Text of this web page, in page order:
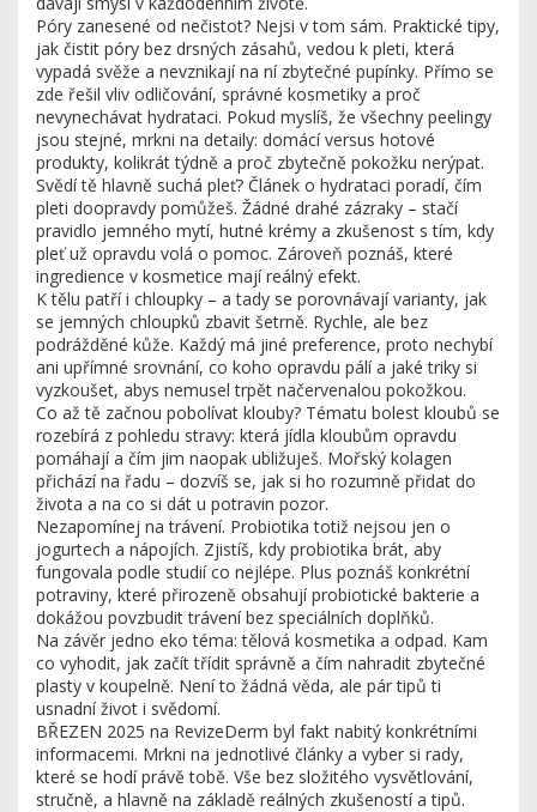
Póry zanesené od nečistot? Nejsi v tom sám. Praktické tipy,
jak čistit póry bez drsných zásahů, vedou k pleti, která
vypadá svěže a nevznikají na ní zbytečné pupínky. Přímo se
zde řešil vliv odličování, správné kosmetiky a proč
nevynechávat hydrataci. Pokud myslíš, že všechny peelingy
jsou stejné, mrkni na detaily: domácí versus hotové
produkty, kolikrát týdně a proč zbytečně pokožku nerýpat.
Svědí tě hlavně suchá pleť? Článek o hydrataci poradí, čím
pleti doopravdy pomůžeš. Žádné drahé zázraky – stačí
pravidlo jemného mytí, hutné krémy a zkušenost s tím, kdy
pleť už opravdu volá o pomoc. Zároveň poznáš, které
ingredience v kosmetice mají reálný efekt.
K tělu patří i chloupky – a tady se porovnávají varianty, jak
se jemných chloupků zbavit šetrně. Rychle, ale bez
podrážděné kůže. Každý má jiné preference, proto nechybí
ani upřímné srovnání, co koho opravdu pálí a jaké triky si
vyzkoušet, abys nemusel trpět načervenalou pokožkou.
Co až tě začnou pobolívat klouby? Tématu bolest kloubů se
rozebírá z pohledu stravy: která jídla kloubům opravdu
pomáhají a čím jim naopak ubližuješ. Mořský kolagen
přichází na řadu – dozvíš se, jak si ho rozumně přidat do
života a na co si dát u potravin pozor.
Nezapomínej na trávení. Probiotika totiž nejsou jen o
jogurtech a nápojích. Zjistíš, kdy probiotika brát, aby
fungovala podle studií co nejlépe. Plus poznáš konkrétní
potraviny, které přirozeně obsahují probiotické bakterie a
dokážou povzbudit trávení bez speciálních doplňků.
Na závěr jedno eko téma: tělová kosmetika a odpad. Kam
co vyhodit, jak začít třídit správně a čím nahradit zbytečné
plasty v koupelně. Není to žádná věda, ale pár tipů ti
usnadní život i svědomí.
BŘEZEN 2025 na RevizeDerm byl fakt nabitý konkrétními
informacemi. Mrkni na jednotlivé články a vyber si rady,
které se hodí právě tobě. Vše bez složitého vysvětlování,
stručně, a hlavně na základě reálných zkušeností a tipů.